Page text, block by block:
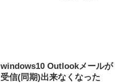
windows10 Outlookメールが
受信(同期)出来なくなった